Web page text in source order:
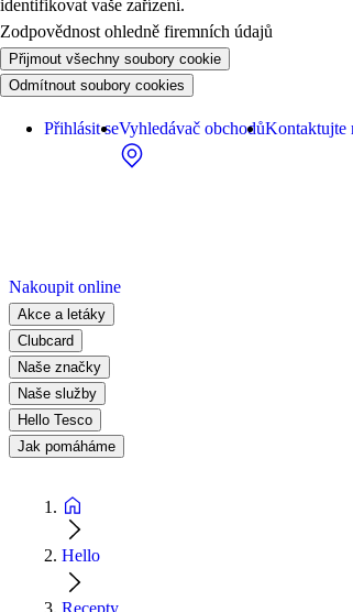
identifikovat vaše zařízení.
Zodpovědnost ohledně firemních údajů
Přijmout všechny soubory cookie
Odmítnout soubory cookies
Přihlásit seVyhledávač obchodůKontaktujte
Nakoupit online
Akce a letáky
Clubcard
Naše značky
Naše služby
Hello Tesco
Jak pomáháme
Hello
Recepty